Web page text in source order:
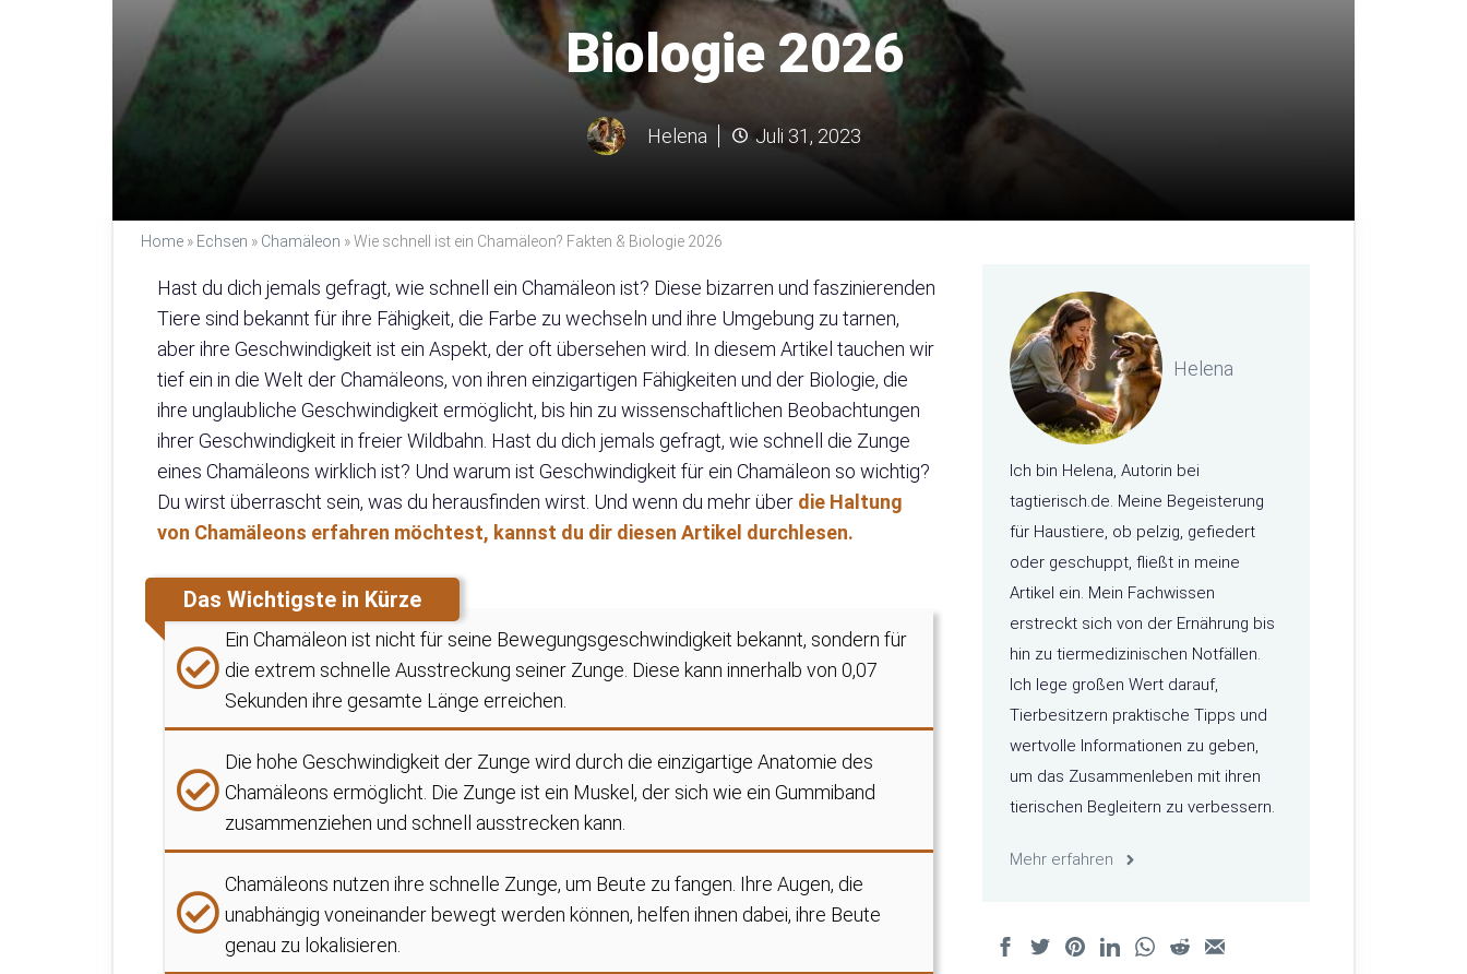
Biologie 2026
Helena Juli 31, 2023
Home » Echsen » Chamäleon »Wie schnell ist ein Chamäleon? Fakten & Biologie 2026
Hast du dich jemals gefragt, wie schnell ein Chamäleon ist? Diese bizarren und faszinierenden
Tiere sind bekannt für ihre Fähigkeit, die Farbe zu wechseln und ihre Umgebung zu tarnen,
aber ihre Geschwindigkeit ist ein Aspekt, der oft übersehen wird. In diesem Artikel tauchen wir
tief ein in die Welt der Chamäleons, von ihren einzigartigen Fähigkeiten und der Biologie, die
ihre unglaubliche Geschwindigkeit ermöglicht, bis hin zu wissenschaftlichen Beobachtungen
ihrer Geschwindigkeit in freier Wildbahn. Hast du dich jemals gefragt, wie schnell die Zunge
eines Chamäleons wirklich ist? Und warum ist Geschwindigkeit für ein Chamäleon so wichtig?
Du wirst überrascht sein, was du herausfinden wirst. Und wenn du mehr über die Haltung
von Chamäleons erfahren möchtest, kannst du dir diesen Artikel durchlesen.
Das Wichtigste in Kürze
Ein Chamäleon ist nicht für seine Bewegungsgeschwindigkeit bekannt, sondern für
die extrem schnelle Ausstreckung seiner Zunge. Diese kann innerhalb von 0,07
Sekunden ihre gesamte Länge erreichen.
Die hohe Geschwindigkeit der Zunge wird durch die einzigartige Anatomie des
Chamäleons ermöglicht. Die Zunge ist ein Muskel, der sich wie ein Gummiband
zusammenziehen und schnell ausstrecken kann.
Chamäleons nutzen ihre schnelle Zunge, um Beute zu fangen. Ihre Augen, die
unabhängig voneinander bewegt werden können, helfen ihnen dabei, ihre Beute
genau zu lokalisieren.
Helena
Ich bin Helena, Autorin bei
tagtierisch.de. Meine Begeisterung
für Haustiere, ob pelzig, gefiedert
oder geschuppt, fließt in meine
Artikel ein. Mein Fachwissen
erstreckt sich von der Ernährung bis
hin zu tiermedizinischen Notfällen.
Ich lege großen Wert darauf,
Tierbesitzern praktische Tipps und
wertvolle Informationen zu geben,
um das Zusammenleben mit ihren
tierischen Begleitern zu verbessern.
Mehr erfahren